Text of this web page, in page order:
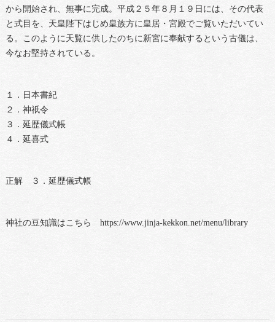
から開始され、無事に完成。平成２５年８月１９日には、その代表
と式目を、天皇陛下はじめ皇族方に皇居・宮殿でご覧いただいてい
る。このように天覧に供したのちに新宮に奉献するという古儀は、
今なお堅持されている。
１．日本書紀
２．神祇令
３．延歴儀式帳
４．延喜式
正解 ３．延歴儀式帳
神社の豆知識はこちら https://www.jinja-kekkon.net/menu/library